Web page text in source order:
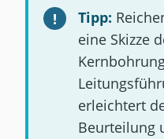
Tipp:
eine Skizze
erleichtert
Beurteilung